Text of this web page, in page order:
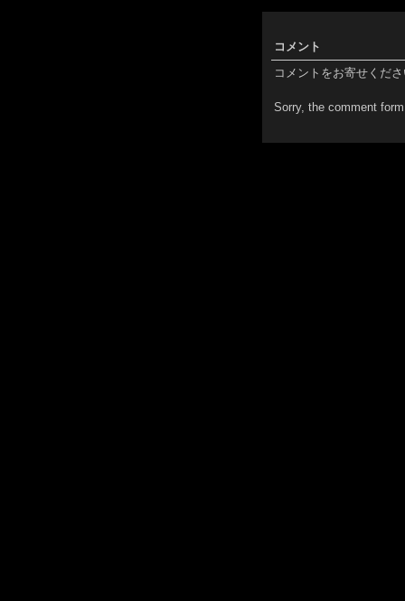
コメント
コメントをお寄せくだ
Sorry, the comment